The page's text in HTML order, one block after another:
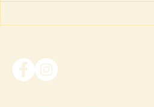
“ภาพอาถรรพณ์ของดรณ์ ดารั
of Dorian Gray ของ Oscar Wilde